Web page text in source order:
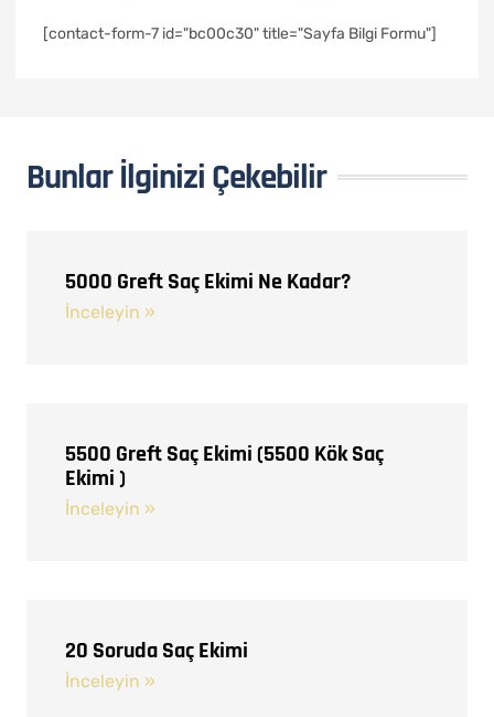
[contact-form-7 id="bc00c30" title="Sayfa Bilgi Formu"]
Bunlar İlginizi Çekebilir
5000 Greft Saç Ekimi Ne Kadar?
İnceleyin »
5500 Greft Saç Ekimi (5500 Kök Saç
Ekimi )
İnceleyin »
20 Soruda Saç Ekimi
İnceleyin »